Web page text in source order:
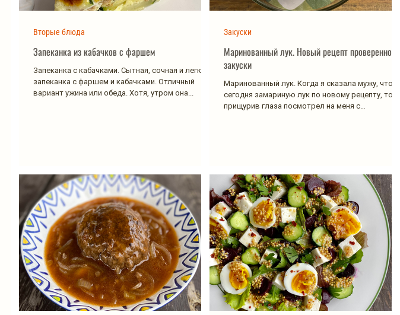
Запеканка из кабачков с фаршем
Запеканка с кабачками. Сытная, сочная и легкая
запеканка с фаршем и кабачками. Отличный
вариант ужина или обеда. Хотя, утром она...
Вторые блюда
Маринованный лук. Новый рецепт проверенной
закуски
Маринованный лук. Когда я сказала мужу, что
сегодня замариную лук по новому рецепту, то он
прищурив глаза посмотрел на меня с
Закуски